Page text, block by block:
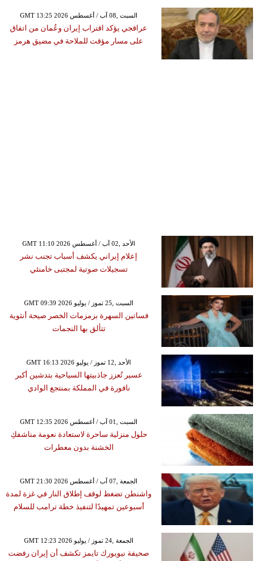
GMT 13:25 2026 السبت ,08 آب / أغسطس
عراقجي يؤكد اقتراب إيران وعُمان من اتفاق
على مسار مؤقت للملاحة في مضيق هرمز
GMT 11:10 2026 الأحد ,02 آب / أغسطس
إعلام إيراني يكشف أسباب تجنب نشر
تسجيلات صوتية لمجتبى خامنئي
GMT 09:39 2026 السبت ,25 تموز / يوليو
فساتين السهرة بزمزمات الخصر صيحة أنثوية
تتألق بها النجمات
GMT 16:13 2026 الأحد ,12 تموز / يوليو
عسير تُعزز جاذبيتها السياحية بتدشين أكبر
نافورة في المملكة بمنتجع الوادي
GMT 12:35 2026 السبت ,01 آب / أغسطس
حلول منزلية ساحرة لاستعادة نعومة مناشفكِ
الخشنة بدون معطرات
GMT 21:30 2026 الجمعة ,07 آب / أغسطس
واشنطن تضغط لوقف إطلاق النار في غزة لمدة
أسبوعين تمهيدًا لتنفيذ خطة ترامب للسلام
GMT 12:23 2026 الجمعة ,24 تموز / يوليو
صحيفة نيويورك تايمز تكشف أن إيران رفضت